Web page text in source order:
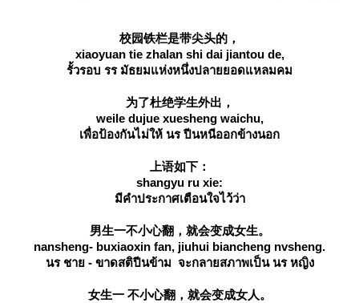
校园铁栏是带尖头的，
xiaoyuan tie zhalan shi dai jiantou de,
รั้วรอบ รร มัธยมแห่งหนึ่งปลายยอดแหลมคม
为了杜绝学生外出，
weile dujue xuesheng waichu,
เพื่อป้องกันไม่ให้ นร ปีนหนีออกข้างนอก
上语如下：
shangyu ru xie:
มีคำประกาศเตือนใจไว้ว่า
男生一不小心翻，就会变成女生。
nansheng- buxiaoxin fan, jiuhui biancheng nvsheng.
นร ชาย - ขาดสติปีนข้าม จะกลายสภาพเป็น นร หญิง
女生一 不小心翻，就会变成女人。